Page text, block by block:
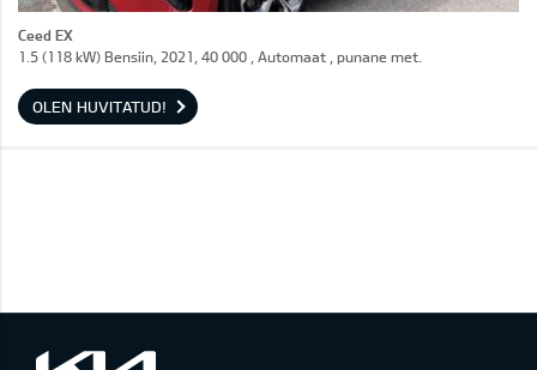
Ceed EX
1.5 (118 kW) Bensiin, 2021, 40 000 , Automaat , punane met.
OLEN HUVITATUD!